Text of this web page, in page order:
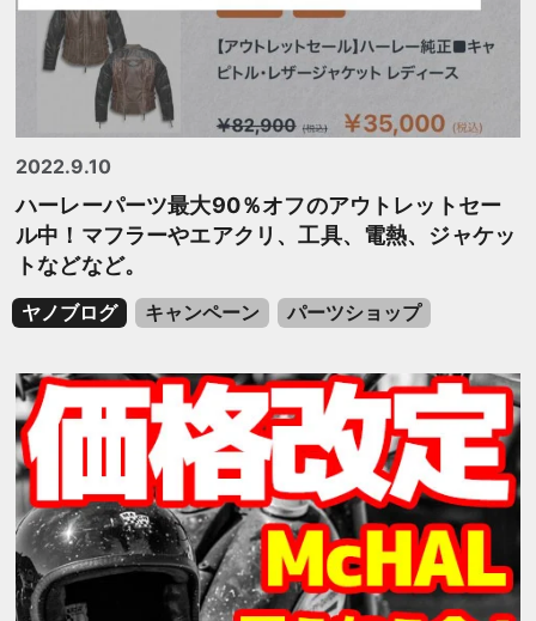
2022.9.10
ハーレーパーツ最大90％オフのアウトレットセー
ル中！マフラーやエアクリ、工具、電熱、ジャケッ
トなどなど。
ヤノブログ キャンペーン パーツショップ